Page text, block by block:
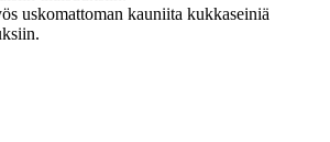
uskomattoman kauniita kukkaseiniä